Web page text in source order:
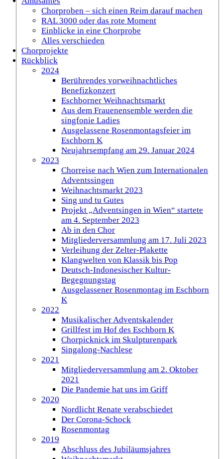
Chorproben – sich einen Reim darauf machen
RAL 3000 oder das rote Moment
Einblicke in eine Chorprobe
Alles verschieden
Chorprojekte
Rückblick
2024
Berührendes vorweihnachtliches
Benefizkonzert
Eschborner Weihnachtsmarkt
Aus dem Frauenensemble werden die
singfonie Ladies
Ausgelassene Rosenmontagsfeier im
Eschborn K
Neujahrsempfang am 29. Januar 2024
2023
Chorreise nach Wien zum Internationalen
Adventssingen
Weihnachtsmarkt 2023
Sing und tu Gutes
Projekt „Adventsingen in Wien“ startete
am 4. September 2023
Ab in den Chor
Mitgliederversammlung am 17. Juli 2023
Verleihung der Zelter-Plakette
Klangwelten von Klassik bis Pop
Deutsch-Indonesischer Kultur-
Begegnungstag
Ausgelassener Rosenmontag im Eschborn
K
2022
Musikalischer Adventskalender
Grillfest im Hof des Eschborn K
Chorpicknick im Skulpturenpark
Singalong-Nachlese
2021
Mitgliederversammlung am 2. Oktober
2021
Die Pandemie hat uns im Griff
2020
Nordlicht Renate verabschiedet
Der Corona-Schock
Rosenmontag
2019
Abschluss des Jubiläumsjahres